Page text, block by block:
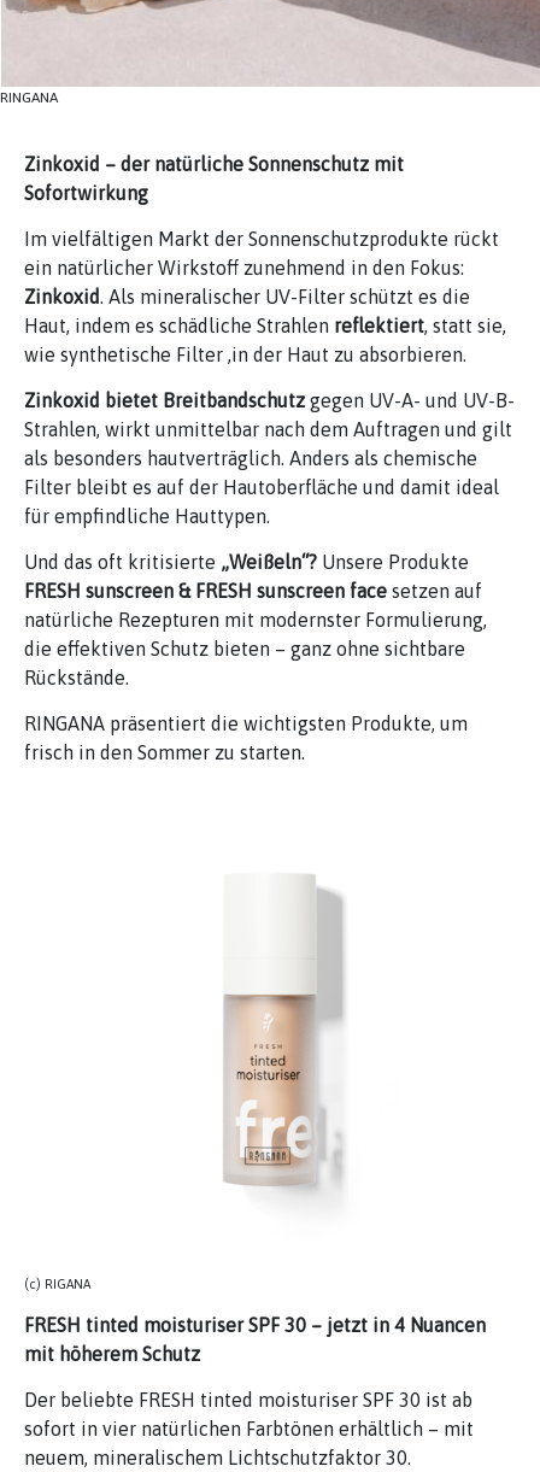
RINGANA
Zinkoxid – der natürliche Sonnenschutz mit
Sofortwirkung
Im vielfältigen Markt der Sonnenschutzprodukte rückt
ein natürlicher Wirkstoff zunehmend in den Fokus:
Zinkoxid. Als mineralischer UV-Filter schützt es die
Haut, indem es schädliche Strahlen reflektiert, statt sie,
wie synthetische Filter ,in der Haut zu absorbieren.
Zinkoxid bietet Breitbandschutz gegen UV-A- und UV-B-
Strahlen, wirkt unmittelbar nach dem Auftragen und gilt
als besonders hautverträglich. Anders als chemische
Filter bleibt es auf der Hautoberfläche und damit ideal
für empfindliche Hauttypen.
Und das oft kritisierte „Weißeln“? Unsere Produkte
FRESH sunscreen & FRESH sunscreen face setzen auf
natürliche Rezepturen mit modernster Formulierung,
die effektiven Schutz bieten – ganz ohne sichtbare
Rückstände.
RINGANA präsentiert die wichtigsten Produkte, um
frisch in den Sommer zu starten.
(c) RIGANA
FRESH tinted moisturiser SPF 30 – jetzt in 4 Nuancen
mit höherem Schutz
Der beliebte FRESH tinted moisturiser SPF 30 ist ab
sofort in vier natürlichen Farbtönen erhältlich – mit
neuem, mineralischem Lichtschutzfaktor 30.